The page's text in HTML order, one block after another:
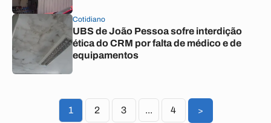
Cotidiano
UBS de João Pessoa sofre interdição
ética do CRM por falta de médico e de
equipamentos
1 2 3 ... 4 >